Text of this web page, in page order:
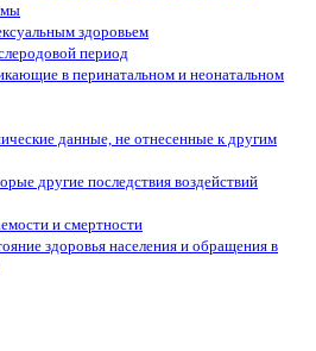
здоровьем
период
в перинатальном и неонатальном
данные, не отнесенные к другим
другие последствия воздействий
и смертности
здоровья населения и обращения в